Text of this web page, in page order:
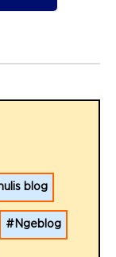
blog
Ngeblog